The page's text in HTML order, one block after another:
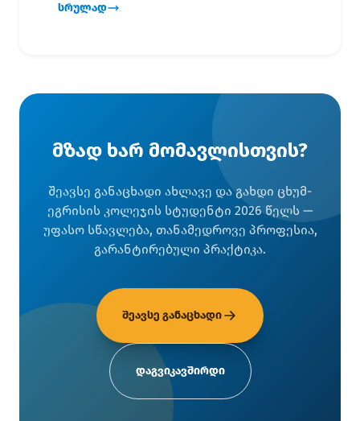
სრულად
მზად ხარ მომავლისთვის?
შეავსე განაცხადი ახლავე და გახდი ცხუმ-
ეგრისის კოლეჯის სტუდენტი 2026 წელს —
უფასო სწავლება, თანამედროვე პროფესია,
გარანტირებული პრაქტიკა.
შეავსე განაცხადი
დაგვიკავშირდი